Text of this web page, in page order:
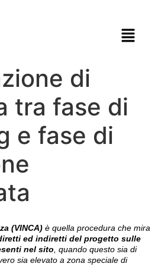
di
tra fase di
e fase di
(VINCA) è quella procedura che mira
ed indiretti del progetto sulle
nel sito , quando questo sia di
sia elevato a zona speciale di